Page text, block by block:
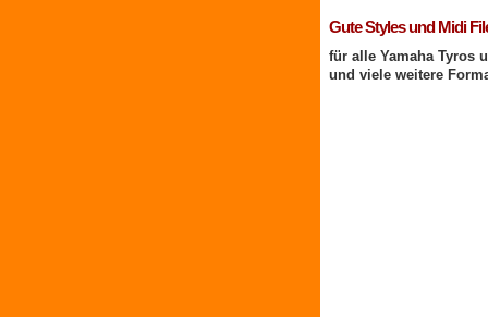
Gute Styles und Midi
für alle Yamaha Tyros
und viele weitere